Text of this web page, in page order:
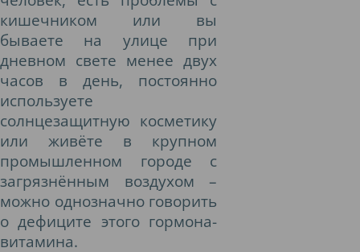
кишечником или вы
бываете на улице при
дневном свете менее двух
часов в день, постоянно
используете
солнцезащитную косметику
или живёте в крупном
промышленном городе с
загрязнённым воздухом –
можно однозначно говорить
о дефиците этого гормона-
витамина.